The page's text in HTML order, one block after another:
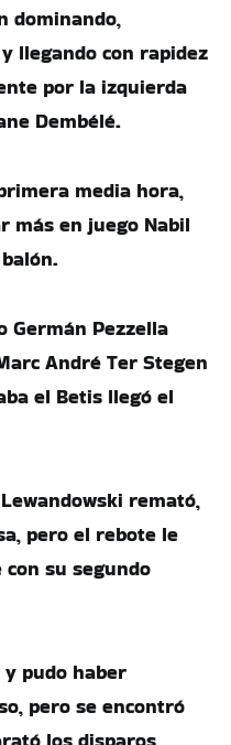
dominando,
llegando con rapidez
por la izquierda
Dembélé.
media hora,
más en juego Nabil
Germán Pezzella
André Ter Stegen
el Betis llegó el
remató,
pero el rebote le
su segundo
y pudo haber
pero se encontró